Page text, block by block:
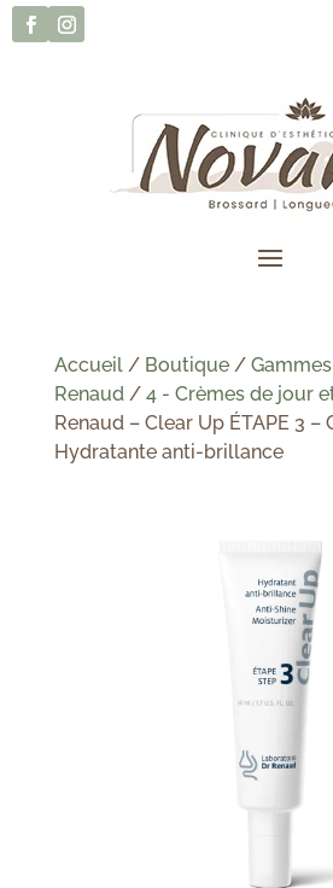
Accueil/ Boutique/ Gammes
Renaud/ 4 - Crèmes de jour
Renaud – Clear Up ÉTAPE 3 –
Hydratante anti-brillance